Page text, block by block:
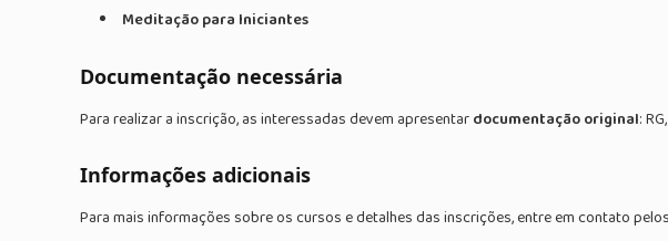
Meditação para Iniciantes
Documentação necessária
Para realizar a inscrição, as interessadas devem apresentardocumentação original:
Informações adicionais
Para mais informações sobre os cursos e detalhes das inscrições, entre em contato